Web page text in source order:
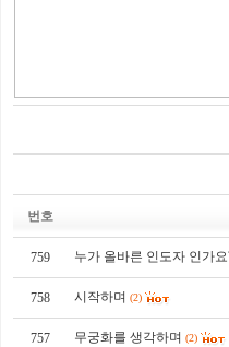
번호
759 누가 올바른 인도자 인가요
758 시작하며 (2)
757 무궁화를 생각하며 (2)